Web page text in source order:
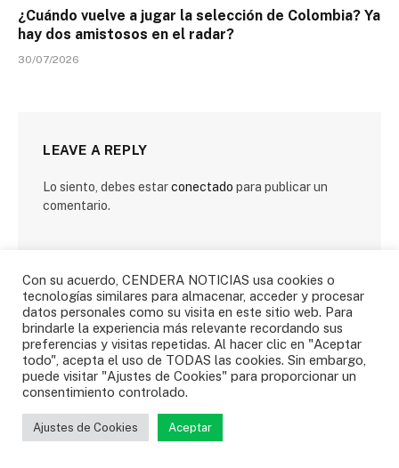
¿Cuándo vuelve a jugar la selección de Colombia? Ya
hay dos amistosos en el radar?
30/07/2026
LEAVE A REPLY
Lo siento, debes estarconectado para publicar un
comentario.
SIGUENOS
Facebook
Instagram
Con su acuerdo, CENDERA NOTICIAS usa cookies o
tecnologías similares para almacenar, acceder y procesar
datos personales como su visita en este sitio web. Para
brindarle la experiencia más relevante recordando sus
preferencias y visitas repetidas. Al hacer clic en "Aceptar
todo", acepta el uso de TODAS las cookies. Sin embargo,
puede visitar "Ajustes de Cookies" para proporcionar un
consentimiento controlado.
Ajustes de Cookies Aceptar